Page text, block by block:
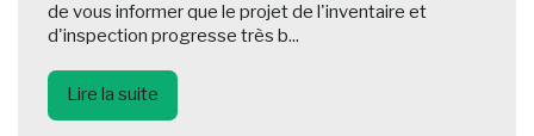
de vous informer que le projet de l'inventaire et
d'inspection progresse très b...
Lire la suite